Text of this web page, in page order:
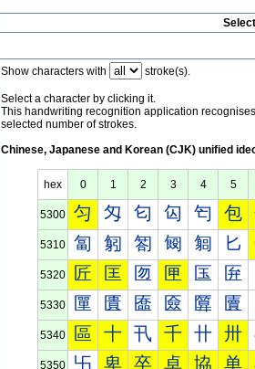
Show characters with stroke(s).
Select a character by clicking it.
This handwriting recognition application
selected number of strokes.
Chinese, Japanese and Korean (CJK) unified
hex 0 1 2 3 4 5
5300 匀 匁 匂 匃 匄 包
5310 匐 匑 匒 匓 匔 匕
5320 匠 匡 匢 匣 匤 匥
5330 匰 匱 匲 匳 匴 匵
5340 區 十 卂 千 卄 卅
5350 卐 卑 卒 卓 協 单